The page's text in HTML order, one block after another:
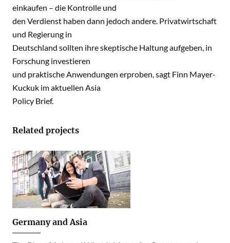
einkaufen – die Kontrolle und
den Verdienst haben dann jedoch andere. Privatwirtschaft
und Regierung in
Deutschland sollten ihre skeptische Haltung aufgeben, in
Forschung investieren
und praktische Anwendungen erproben, sagt Finn Mayer-
Kuckuk im aktuellen Asia
Policy Brief.
Related projects
Germany and Asia